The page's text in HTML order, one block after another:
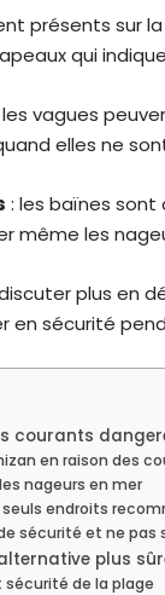
présents sur
qui
vagues
elles ne
: les baïnes
même les
plus en
en sécurité
courants
en raison des
nageurs en mer
endroits
sécurité et ne
plus
de la plage